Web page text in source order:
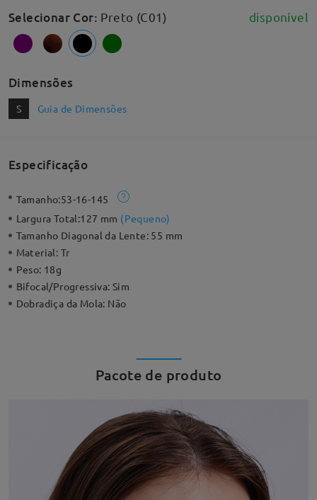
Selecionar Cor: Preto (C01) disponível
Dimensões
S Guia de Dimensões
Especificação
Tamanho:53-16-145
Largura Total:127 mm (Pequeno)
Tamanho Diagonal da Lente: 55 mm
Material: Tr
Peso: 18g
Bifocal/Progressiva:Sim
Dobradiça da Mola: Não
Pacote de produto